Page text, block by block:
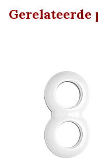
Gerelateerde